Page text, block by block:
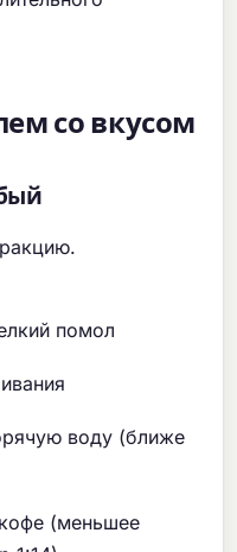
со вкусом
помол
воду (ближе
(меньшее